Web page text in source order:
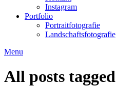
Instagram
Portfolio
Portraitfotografie
Landschaftsfotografie
Menu
All posts tagged